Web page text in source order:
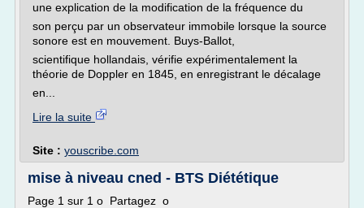
une explication de la modification de la fréquence du
son perçu par un observateur immobile lorsque la source
sonore est en mouvement. Buys-Ballot,
scientifique hollandais, vérifie expérimentalement la
théorie de Doppler en 1845, en enregistrant le décalage
en...
Lire la suite
Site : youscribe.com
mise à niveau cned - BTS Diététique
Page 1 sur 1 o Partagez o